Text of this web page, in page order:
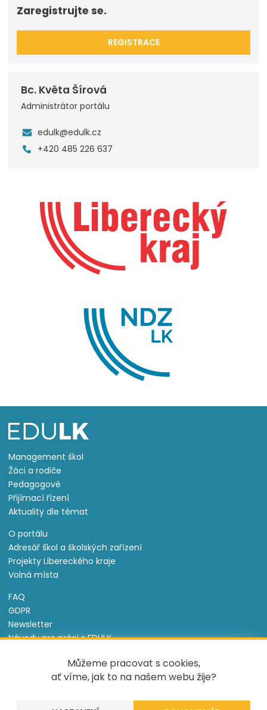
Můžeme pracovat s cookies,
ať víme, jak to na našem webu žije?
Zaregistrujte se.
REGISTRACE
Bc. Květa Šírová
Administrátor portálu
edulk@edulk.cz
+420 485 226 637
Management škol
Žáci a rodiče
Pedagogové
Přijímací řízení
Aktuality dle témat
O portálu
Adresář škol a školských zařízení
Projekty Libereckého kraje
Volná místa
FAQ
GDPR
Newsletter
Návody pro práci s EDULK
Nastavení cookies
Informace o souborech cookie